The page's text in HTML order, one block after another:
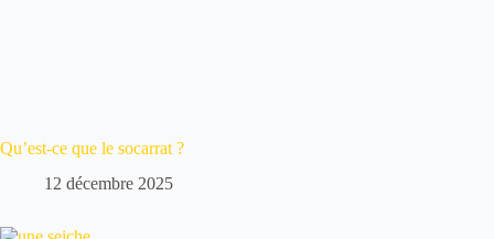
Qu’est-ce que le socarrat ?
12 décembre 2025